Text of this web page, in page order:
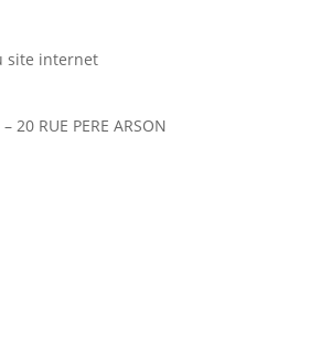
site internet
20 RUE PERE ARSON